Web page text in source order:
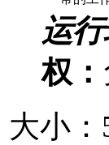
运行
权：
大小：